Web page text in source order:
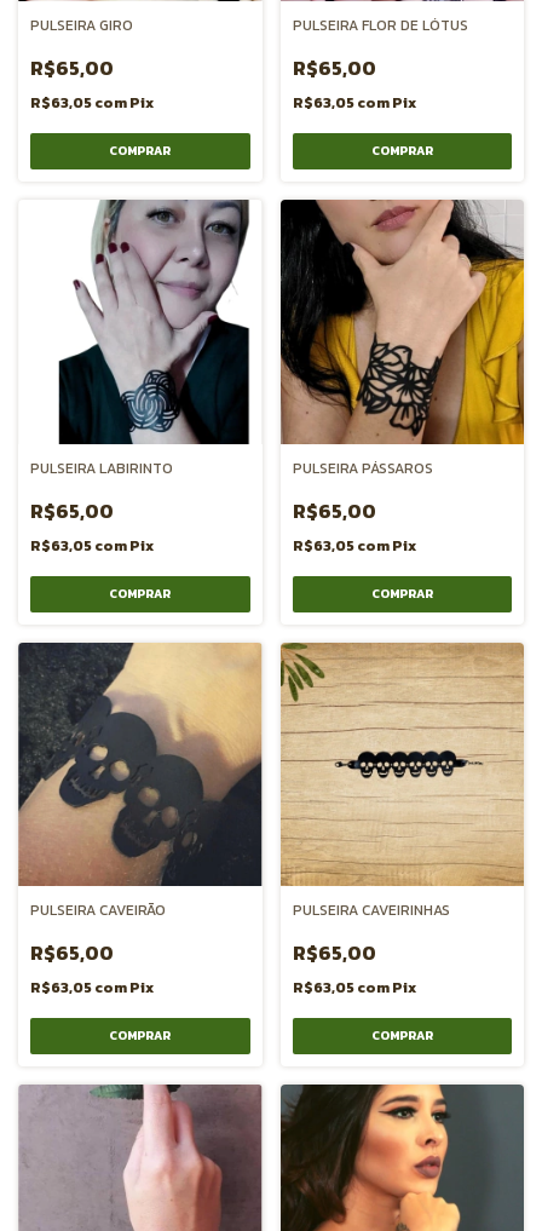
PULSEIRA GIRO
R$65,00
R$63,05comPix
PULSEIRA FLOR DE LÓTUS
R$65,00
R$63,05comPix
PULSEIRA LABIRINTO
R$65,00
R$63,05comPix
PULSEIRA PÁSSAROS
R$65,00
R$63,05comPix
PULSEIRA CAVEIRÃO
R$65,00
R$63,05comPix
PULSEIRA CAVEIRINHAS
R$65,00
R$63,05comPix